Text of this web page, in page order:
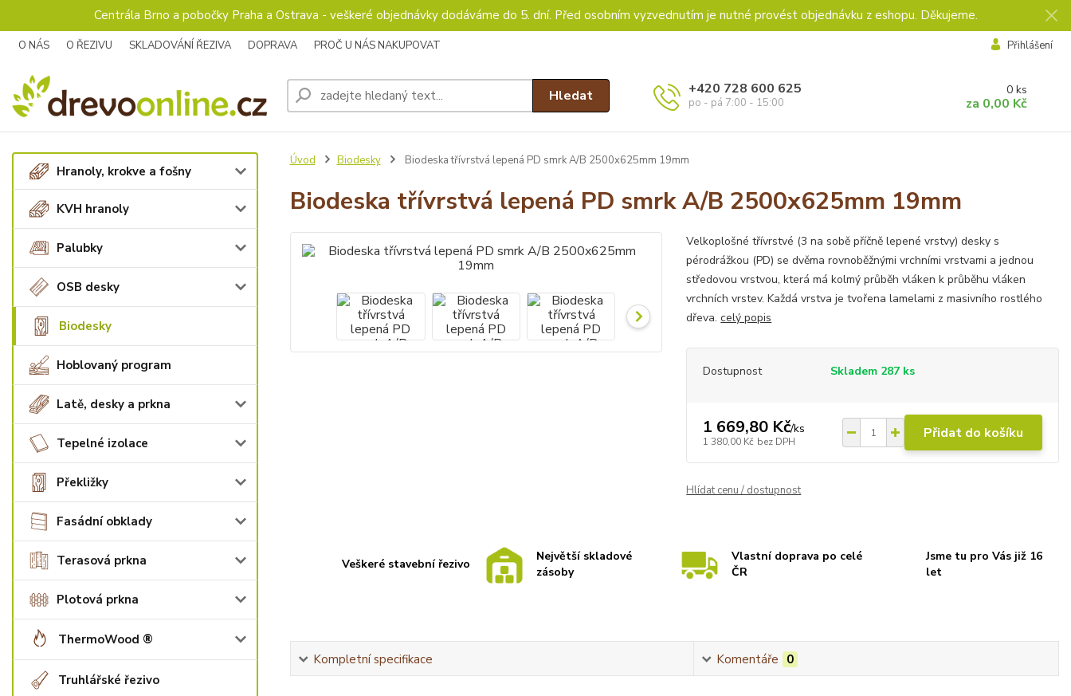
Centrála Brno a pobočky Praha a Ostrava - veškeré objednávky dodáváme do 5. dní. Před osobním vyzvednutím je nutné provést objednávku z eshopu. Děkujeme.
O NÁS O ŘEZIVU SKLADOVÁNÍ ŘEZIVA DOPRAVA PROČ U NÁS NAKUPOVAT Přihlášení
Hledat +420 728 600 625
po - pá 7:00 - 15:00
0 ks
za 0,00 Kč
Hranoly, krokve a fošny
KVH hranoly
Palubky
OSB desky
Biodesky
Hoblovaný program
Latě, desky a prkna
Tepelné izolace
Překližky
Fasádní obklady
Terasová prkna
Plotová prkna
ThermoWood ®
Truhlářské řezivo
Úvod Biodesky Biodeska třívrstvá lepená PD smrk A/B 2500x625mm 19mm
Biodeska třívrstvá lepená PD smrk A/B 2500x625mm 19mm
Velkoplošné třívrstvé (3 na sobě příčně lepené vrstvy) desky s
pérodrážkou (PD) se dvěma rovnoběžnými vrchními vrstvami a jednou
středovou vrstvou, která má kolmý průběh vláken k průběhu vláken
vrchních vrstev. Každá vrstva je tvořena lamelami z masivního rostlého
dřeva.celý popis
Dostupnost Skladem 287 ks
1 669,80 Kč/ks
1 380,00 Kč bez DPH Přidat do košíku
Hlídat cenu / dostupnost
Veškeré stavební řezivo
Největší skladové
zásoby
Vlastní doprava po celé
ČR
Jsme tu pro Vás již 16
let
Kompletní specifikace Komentáře 0